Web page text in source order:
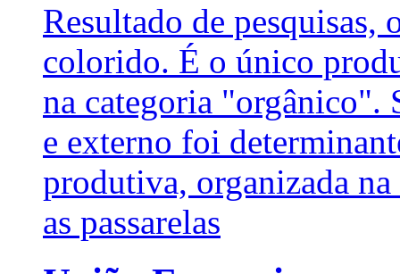
Resultado de pesquisas,
colorido. É o único
na categoria "orgânico".
e externo foi
produtiva, organizada
as passarelas